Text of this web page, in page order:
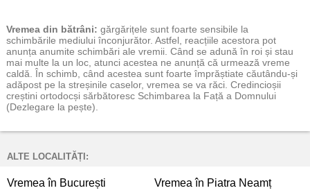
Vremea din bătrâni: gărgărițele sunt foarte sensibile la
schimbările mediului înconjurător. Astfel, reacțiile acestora pot
anunța anumite schimbări ale vremii. Când se adună în roi și stau
mai multe la un loc, atunci acestea ne anunță că urmează vreme
caldă. În schimb, când acestea sunt foarte împrăștiate căutându-și
adăpost pe la streșinile caselor, vremea se va răci. Credincioșii
creștini ortodocși sărbătoresc Schimbarea la Față a Domnului
(Dezlegare la pește).
ALTE LOCALITĂȚI:
Vremea în București Vremea în Piatra Neamț